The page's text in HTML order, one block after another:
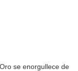
se enorgullece de